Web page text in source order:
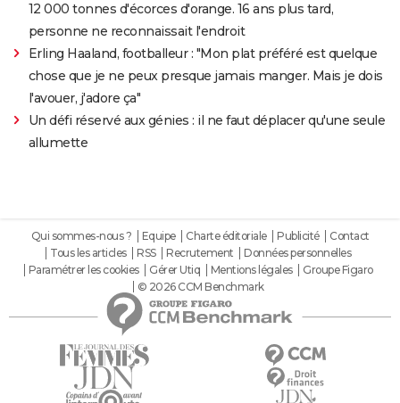
12 000 tonnes d'écorces d'orange. 16 ans plus tard,
personne ne reconnaissait l'endroit
Erling Haaland, footballeur : "Mon plat préféré est quelque
chose que je ne peux presque jamais manger. Mais je dois
l'avouer, j'adore ça"
Un défi réservé aux génies : il ne faut déplacer qu'une seule
allumette
Qui sommes-nous ? Equipe Charte éditoriale Publicité
Contact
Tous les articles
RSS Recrutement
Données personnelles
Paramétrer les cookies
Gérer Utiq Mentions légales
Groupe Figaro
© 2026 CCM Benchmark